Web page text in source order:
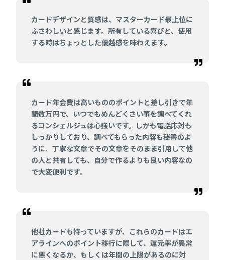
カードデザインと質感は、マスターカード最上位に
ふさわしいと感じます。所有している喜びと、使用
する時はちょっとした優越感を味わえます。
カード年会費は高いもののポイントと差し引きで年
間数万円で、いつでもめんどくさい事を調べてくれ
るコンシェルジュは心強いです。しかも電話応対も
しっかりしており、調べてもらった内容も秘書のよ
うに、丁寧な文章でその文章をそのまま引用して他
の人と共有しても、自分で作るよりも良い内容なの
で大変便利です。
他社カードも持っていますが、これらのカードはエ
アラインへのポイント移行に際して、還元率が異常
に悪くなるか、もしくは年間の上限があるのに対